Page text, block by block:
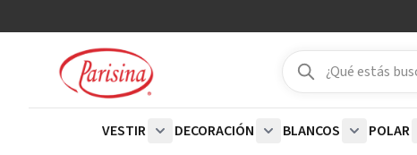
Buscar
Buscar
VESTIR
DECORACIÓN
BLANCOS
POLAR